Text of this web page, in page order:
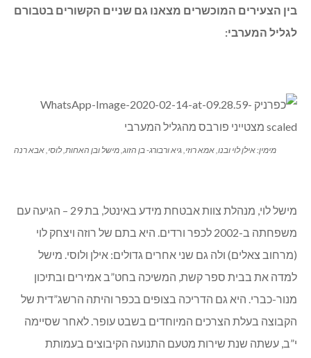
בין הצעירים המוכשרים מצאנו גם שניים הקשורים בטבורם
לגליל המערבי:
מימין: אילן לוי ובנו, אמא רוזי, גיא ורבורג- בן הזוג, מישל ובן האחות, לוסי, אבא רנה
מישל לוי, מנהלת צוות אבטחת מידע באינטל, בת 29 – הגיעה עם
משפחתה ב-2002 לכפר ורדים. היא בתם של רוזה ויצחק לוי
(מרחוב צאלים) ולה גם שני אחרים גדולים: אילן ולוסי. מישל
למדה את בבית ספר קשת, המשיכה בחט”ב אמירים ובתיכון
מנור-כברי. היא גם הדריכה בצופים בכפר והיתה הרשג”דית של
הקבוצה בעלת הצרכים המיוחדים בשבט עופר. לאחר שסיימה
י”ב, עשתה שנת שירות מטעם התנועה הקיבוצים בעמותת